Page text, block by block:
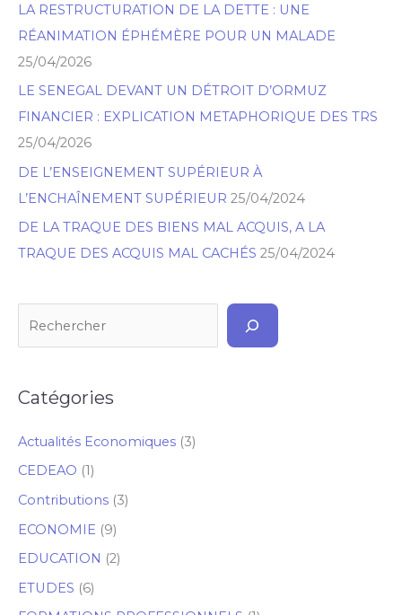
LA RESTRUCTURATION DE LA DETTE : UNE
RÉANIMATION ÉPHÉMÈRE POUR UN MALADE
25/04/2026
LE SENEGAL DEVANT UN DÉTROIT D’ORMUZ
FINANCIER : EXPLICATION METAPHORIQUE DES TRS
25/04/2026
DE L’ENSEIGNEMENT SUPÉRIEUR À
L’ENCHAÎNEMENT SUPÉRIEUR 25/04/2024
DE LA TRAQUE DES BIENS MAL ACQUIS, A LA
TRAQUE DES ACQUIS MAL CACHÉS 25/04/2024
e
r
c
h
e
r
Catégories
Actualités Economiques (3)
CEDEAO (1)
Contributions (3)
ECONOMIE (9)
EDUCATION (2)
ETUDES (6)